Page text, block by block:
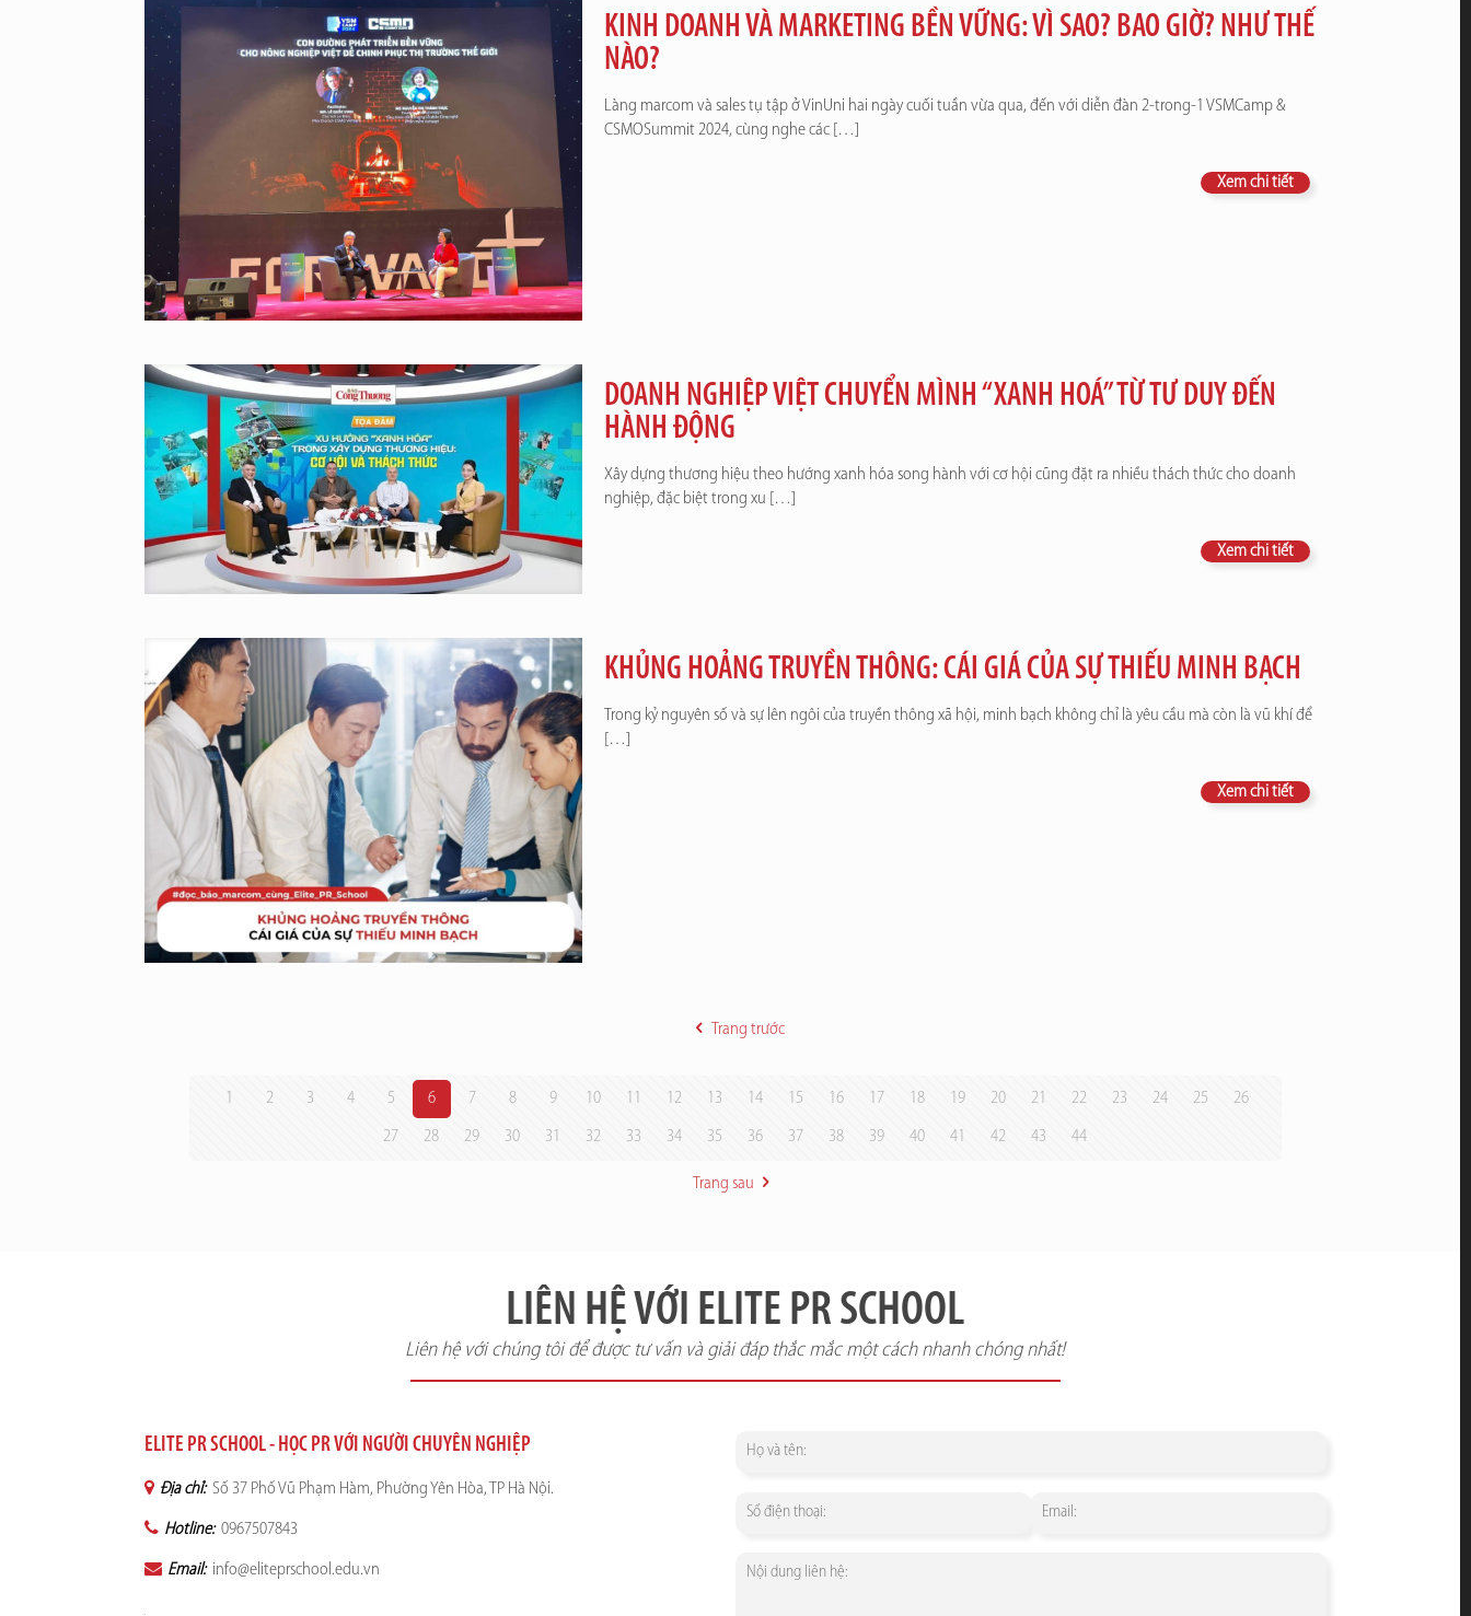
KINH DOANH VÀ MARKETING BỀN VỮNG: VÌ SAO? BAO GIỜ? NHƯ THẾ
NÀO?
Làng marcom và sales tụ tập ở VinUni hai ngày cuối tuần vừa qua, đến với diễn đàn 2-trong-1 VSMCamp &
CSMOSummit 2024, cùng nghe các[…]
Xem chi tiết
DOANH NGHIỆP VIỆT CHUYỂN MÌNH “XANH HOÁ” TỪ TƯ DUY ĐẾN
HÀNH ĐỘNG
Xây dựng thương hiệu theo hướng xanh hóa song hành với cơ hội cũng đặt ra nhiều thách thức cho doanh
nghiệp, đặc biệt trong xu […]
Xem chi tiết
KHỦNG HOẢNG TRUYỀN THÔNG: CÁI GIÁ CỦA SỰ THIẾU MINH BẠCH
Trong kỷ nguyên số và sự lên ngôi của truyền thông xã hội, minh bạch không chỉ là yêu cầu mà còn là vũ khí để
[…]
Xem chi tiết
Trang trước
1 2 3 4 5 6 7 8 9 10 11 12 13 14 15 16 17 18 19 20 21 22 23 24 25 26
27 28 29 30 31 32 33 34 35 36 37 38 39 40 41 42 43 44
Trang sau
LIÊN HỆ VỚI ELITE PR SCHOOL
Liên hệ với chúng tôi để được tư vấn và giải đáp thắc mắc một cách nhanh chóng nhất!
ELITE PR SCHOOL - HỌC PR VỚI NGƯỜI CHUYÊN NGHIỆP
Địa chỉ: Số 37 Phố Vũ Phạm Hàm, Phường Yên Hòa, TP Hà Nội.
Hotline: 0967507843
Email: info@eliteprschool.edu.vn